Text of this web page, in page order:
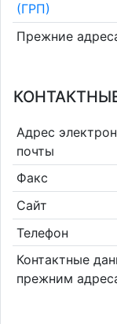
(ГРП)
Прежние
Адрес
почты
Факс
Сайт
Телефон
Контактные
прежним